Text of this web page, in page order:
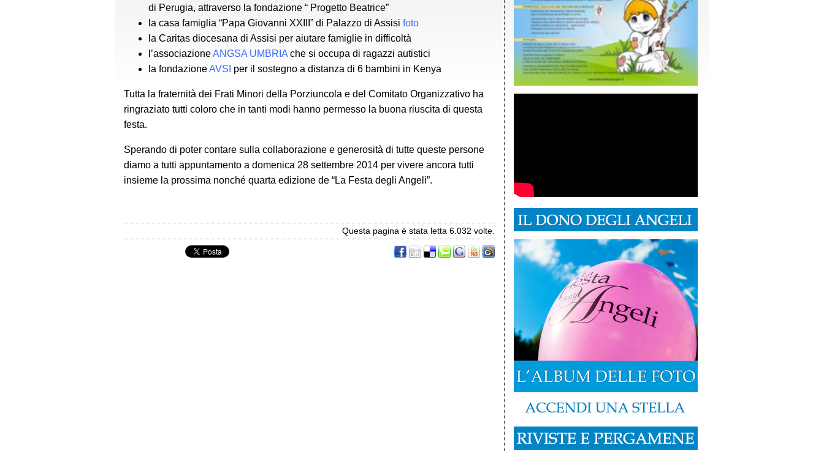
di Perugia, attraverso la fondazione “ Progetto Beatrice”
la casa famiglia “Papa Giovanni XXIII” di Palazzo di Assisi foto
la Caritas diocesana di Assisi per aiutare famiglie in difficoltà
l’associazioneANGSA UMBRIA che si occupa di ragazzi autistici
la fondazioneAVSI per il sostegno a distanza di 6 bambini in Kenya
Tutta la fraternità dei Frati Minori della Porziuncola e del Comitato Organizzativo ha
ringraziato tutti coloro che in tanti modi hanno permesso la buona riuscita di questa
festa.
Sperando di poter contare sulla collaborazione e generosità di tutte queste persone
diamo a tutti appuntamento a domenica 28 settembre 2014 per vivere ancora tutti
insieme la prossima nonché quarta edizione de “La Festa degli Angeli”.
Questa pagina è stata letta 6.032 volte.